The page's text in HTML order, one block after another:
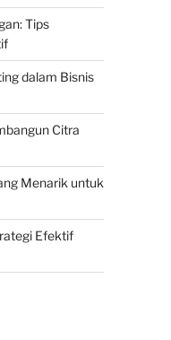
Tips
dalam Bisnis
Citra
Menarik untuk
Efektif